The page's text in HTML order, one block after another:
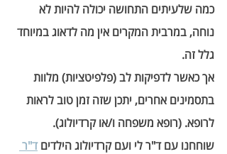
כמה שלעיתים התחושה יכולה להיות לא
נוחה, במרבית המקרים אין מה לדאוג במיוחד
גלל זה.
אך כאשר לדפיקות לב (פלפיטציות) מלוות
בתסמינים אחרים, יתכן שזה זמן טוב לראות
לרופא. (רופא משפחה ו/או קרדיולוג).
שוחחנו עם ד"ר לי ועם קרדיולוג הילדים ד"ר